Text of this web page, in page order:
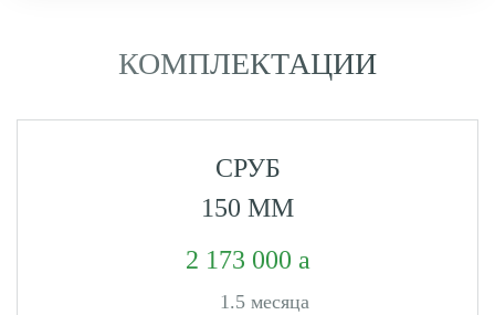
КОМПЛЕКТАЦИИ
СРУБ
150 ММ
2 173 000
1.5 месяца